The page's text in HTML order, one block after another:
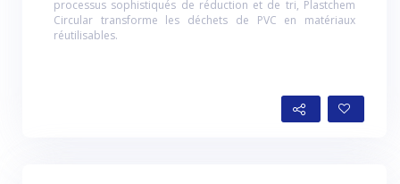
processus sophistiqués de réduction et de tri, Plastchem
Circular transforme les déchets de PVC en matériaux
réutilisables.